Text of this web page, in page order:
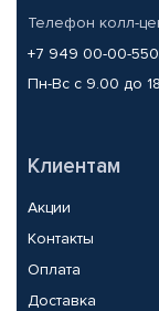
Телефон колл-
+7 949 00-00-550
Пн-Вс с 9.00 до
Клиентам
Акции
Контакты
Оплата
Доставка